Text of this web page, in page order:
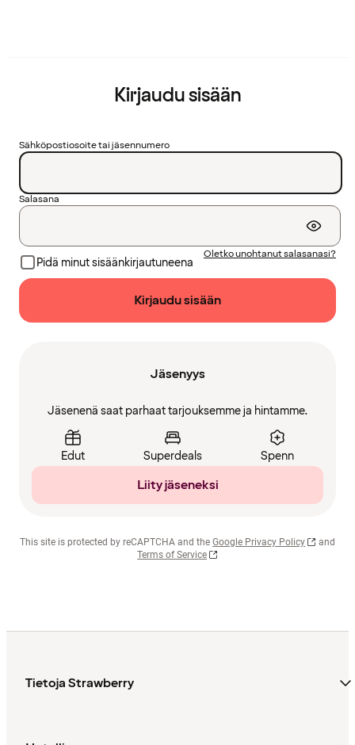
Kirjaudu sisään
Sähköpostiosoite tai jäsennumero
Salasana
Pidä minut sisäänkirjautuneena
Oletko unohtanut salasanasi?
Kirjaudu sisään
Jäsenyys
Jäsenenä saat parhaat tarjouksemme ja hintamme.
Edut Superdeals Spenn
Liity jäseneksi
This site is protected by reCAPTCHA and the Google Privacy Policy
and
Terms of Service
Tietoja Strawberry